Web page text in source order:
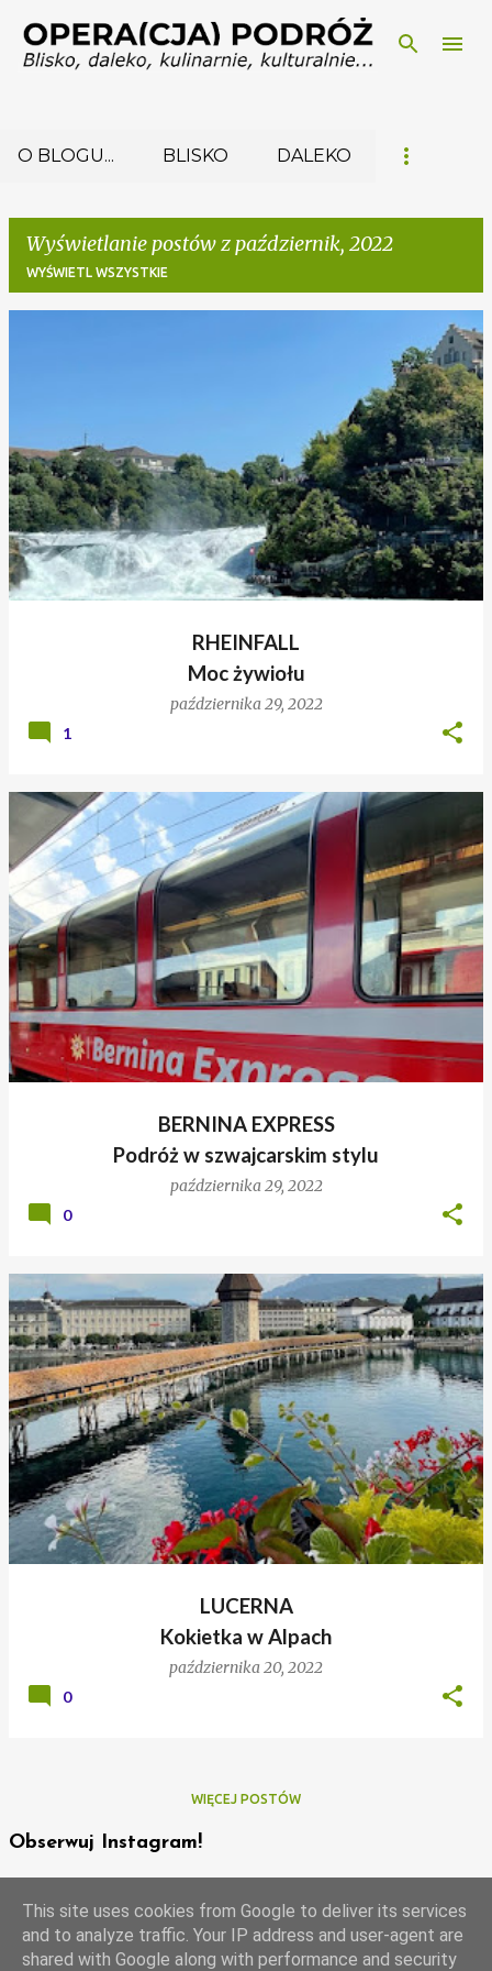
Przejdź do głównej zawartości
O BLOGU... BLISKO DALEKO
Wyświetlanie postów z październik, 2022
WYŚWIETL WSZYSTKIE
RHEINFALL
Moc żywiołu
października 29, 2022
1
BERNINA EXPRESS
Podróż w szwajcarskim stylu
października 29, 2022
0
LUCERNA
Kokietka w Alpach
października 20, 2022
0
WIĘCEJ POSTÓW
Obserwuj Instagram!
This site uses cookies from Google to deliver its services
and to analyze traffic. Your IP address and user-agent are
shared with Google along with performance and security